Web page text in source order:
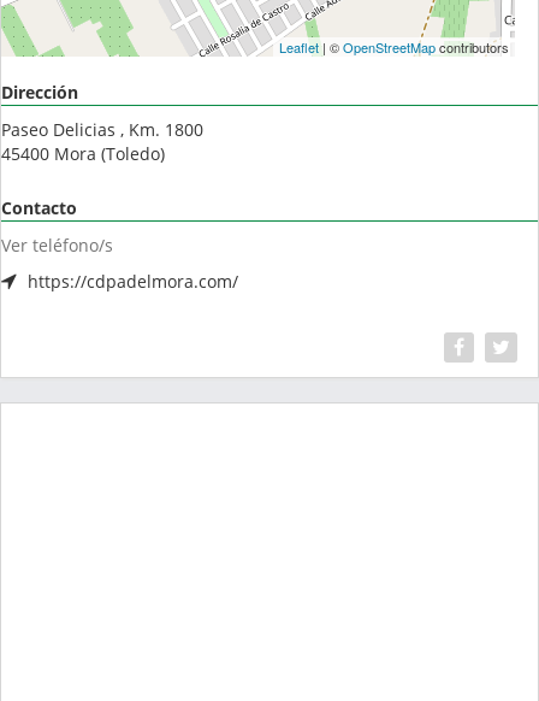
Leaflet| ©OpenStreetMapcontributors
Dirección
Paseo Delicias , Km. 1800
45400 Mora (Toledo)
Contacto
Ver teléfono/s
https://cdpadelmora.com/